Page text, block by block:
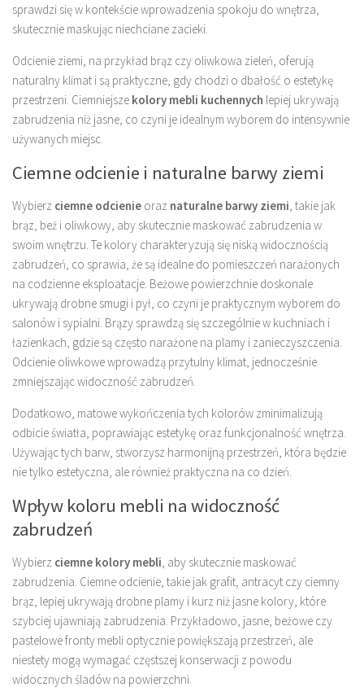
sprawdzi się w kontekście wprowadzenia spokoju do wnętrza,
skutecznie maskując niechciane zacieki.
Odcienie ziemi, na przykład brąz czy oliwkowa zieleń, oferują
naturalny klimat i są praktyczne, gdy chodzi o dbałość o estetykę
przestrzeni. Ciemniejsze kolory mebli kuchennych lepiej ukrywają
zabrudzenia niż jasne, co czyni je idealnym wyborem do intensywnie
używanych miejsc.
Ciemne odcienie i naturalne barwy ziemi
Wybierz ciemne odcienie oraz naturalne barwy ziemi , takie jak
brąz, beż i oliwkowy, aby skutecznie maskować zabrudzenia w
swoim wnętrzu. Te kolory charakteryzują się niską widocznością
zabrudzeń, co sprawia, że są idealne do pomieszczeń narażonych
na codzienne eksploatacje. Beżowe powierzchnie doskonale
ukrywają drobne smugi i pył, co czyni je praktycznym wyborem do
salonów i sypialni. Brązy sprawdzą się szczególnie w kuchniach i
łazienkach, gdzie są często narażone na plamy i zanieczyszczenia.
Odcienie oliwkowe wprowadzą przytulny klimat, jednocześnie
zmniejszając widoczność zabrudzeń.
Dodatkowo, matowe wykończenia tych kolorów zminimalizują
odbicie światła, poprawiając estetykę oraz funkcjonalność wnętrza.
Używając tych barw, stworzysz harmonijną przestrzeń, która będzie
nie tylko estetyczna, ale również praktyczna na co dzień.
Wpływ koloru mebli na widoczność
zabrudzeń
Wybierz ciemne kolory mebli , aby skutecznie maskować
zabrudzenia. Ciemne odcienie, takie jak grafit, antracyt czy ciemny
brąz, lepiej ukrywają drobne plamy i kurz niż jasne kolory, które
szybciej ujawniają zabrudzenia. Przykładowo, jasne, beżowe czy
pastelowe fronty mebli optycznie powiększają przestrzeń, ale
niestety mogą wymagać częstszej konserwacji z powodu
widocznych śladów na powierzchni.